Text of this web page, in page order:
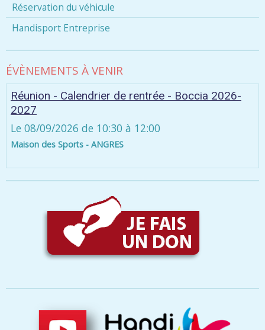
Réservation du véhicule
Handisport Entreprise
ÉVÈNEMENTS À VENIR
Réunion - Calendrier de rentrée - Boccia 2026-
2027
Le 08/09/2026 de 10:30 à 12:00
Maison des Sports - ANGRES